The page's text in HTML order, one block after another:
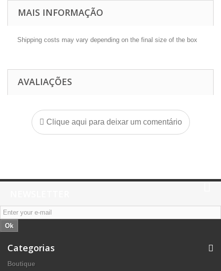
MAIS INFORMAÇÃO
Shipping costs may vary depending on the final size of the box
AVALIAÇÕES
Clique aqui para deixar um comentário
Ok
Categorias
Boutique